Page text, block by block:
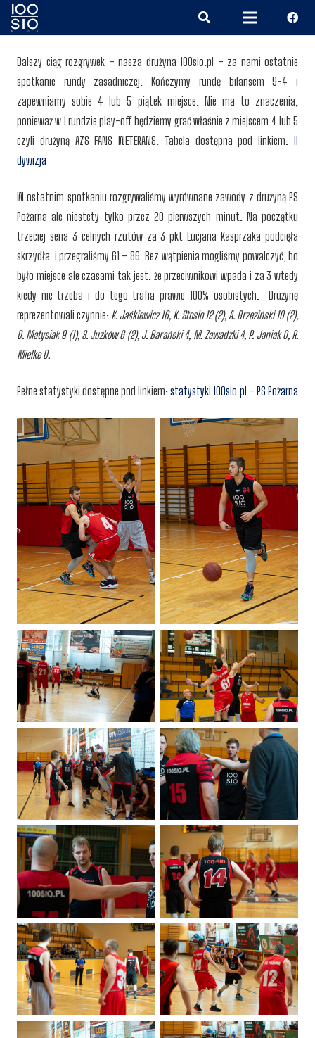
Dalszy ciąg rozgrywek – nasza drużyna 100sio.pl – za nami ostatnie
spotkanie rundy zasadniczej. Kończymy rundę bilansem 9-4 i
zapewniamy sobie 4 lub 5 piątek miejsce. Nie ma to znaczenia,
ponieważ w I rundzie play-off będziemy grać właśnie z miejscem 4 lub 5
czyli drużyną AZS FANS WETERANS. Tabela dostępna pod linkiem: II
dywizja
W ostatnim spotkaniu rozgrywaliśmy wyrównane zawody z drużyną PS
Pożarna ale niestety tylko przez 20 pierwszych minut. Na początku
trzeciej seria 3 celnych rzutów za 3 pkt Lucjana Kasprzaka podcięła
skrzydła i przegraliśmy 61 – 86. Bez wątpienia mogliśmy powalczyć, bo
było miejsce ale czasami tak jest, że przeciwnikowi wpada i za 3 wtedy
kiedy nie trzeba i do tego trafia prawie 100% osobistych. Drużynę
reprezentowali czynnie: K. Jaśkiewicz 16, K. Stosio 12 (2), A. Brzeziński 10 (2),
D. Matysiak 9 (1), S. Juźków 6 (2), J. Barański 4, M. Zawadzki 4, P. Janiak 0, R.
Mielke 0.
Pełne statystyki dostępne pod linkiem:statystyki 100sio.pl – PS Pożarna